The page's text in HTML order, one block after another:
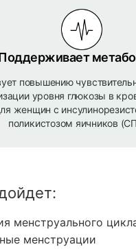
повышению
уровня глюкозы в
женщин с
поликистозом яичников
менструального
менструации